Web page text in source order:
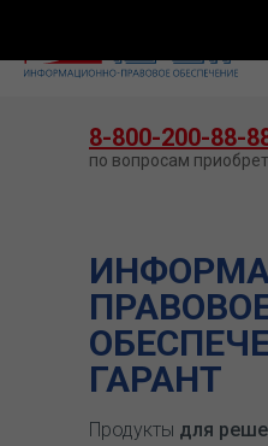
ГАРАНТ
Продукты для
8-800-200-88-
по вопросам